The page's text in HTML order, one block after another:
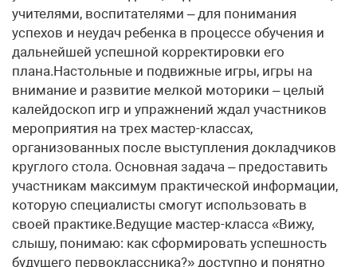
учителями, воспитателями – для понимания
успехов и неудач ребенка в процессе обучения и
дальнейшей успешной корректировки его
плана.Настольные и подвижные игры, игры на
внимание и развитие мелкой моторики – целый
калейдоскоп игр и упражнений ждал участников
мероприятия на трех мастер-классах,
организованных после выступления докладчиков
круглого стола. Основная задача – предоставить
участникам максимум практической информации,
которую специалисты смогут использовать в
своей практике.Ведущие мастер-класса «Вижу,
слышу, понимаю: как сформировать успешность
будущего первоклассника?» доступно и понятно